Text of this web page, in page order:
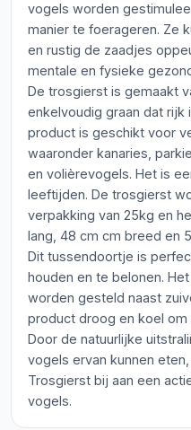
vogels worden
manier te foerageren. Ze
en rustig de zaadjes
mentale en fysieke
De trosgierst is gemaakt
enkelvoudig graan dat rijk
product is geschikt voor
waaronder kanaries,
en volièrevogels. Het is
leeftijden. De trosgierst
verpakking van 25kg en
lang, 48 cm cm breed en
Dit tussendoortje is
houden en te belonen.
worden gesteld naast
product droog en koel
Door de natuurlijke
vogels ervan kunnen
Trosgierst bij aan een
vogels.